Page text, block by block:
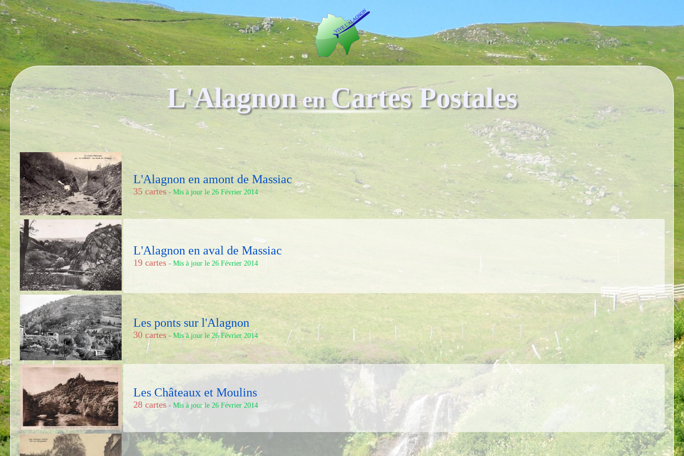
L'AlagnonenCartes Postales
L'Alagnon en amont de Massiac
35 cartes - Mis à jour le 26 Février 2014
L'Alagnon en aval de Massiac
19 cartes - Mis à jour le 26 Février 2014
Les ponts sur l'Alagnon
30 cartes - Mis à jour le 26 Février 2014
Les Châteaux et Moulins
28 cartes - Mis à jour le 26 Février 2014